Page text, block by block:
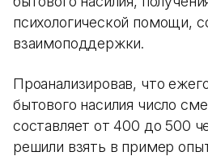
психологической помощи,
взаимоподдержки.
Проанализировав, что
бытового насилия число
составляет от 400 до 500
решили взять в пример